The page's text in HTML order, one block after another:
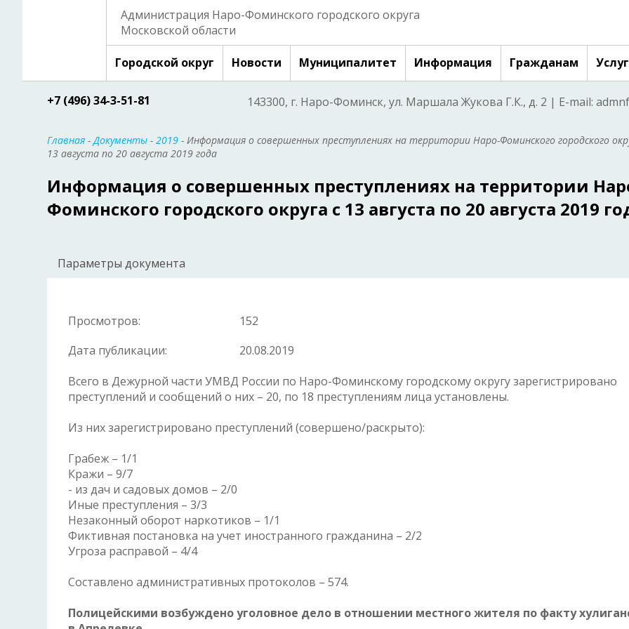
Администрация Наро-Фоминского городского округа
Московской области
Городской округ Новости Муниципалитет Информация Гражданам
+7 (496) 34-3-51-81 143300, г. Наро-Фоминск, ул. Маршала Жукова Г.К., д. 2 | E-mail:
Главная -Документы - 2019 - Информация о совершенных преступлениях на территории Наро-Фоминского городского
13 августа по 20 августа 2019 года
Информация о совершенных преступлениях на территории
Фоминского городского округа c 13 августа по 20 августа 2019
Параметры документа
Просмотров:
152
Дата публикации:
20.08.2019
Всего в Дежурной части УМВД России по Наро-Фоминскому городскому округу зарегистрировано
преступлений и сообщений о них – 20, по 18 преступлениям лица установлены.
Из них зарегистрировано преступлений (совершено/раскрыто):
Грабеж – 1/1
Кражи – 9/7
- из дач и садовых домов – 2/0
Иные преступления – 3/3
Незаконный оборот наркотиков – 1/1
Фиктивная постановка на учет иностранного гражданина – 2/2
Угроза расправой – 4/4
Составлено административных протоколов – 574.
Полицейскими возбуждено уголовное дело в отношении местного жителя по факту